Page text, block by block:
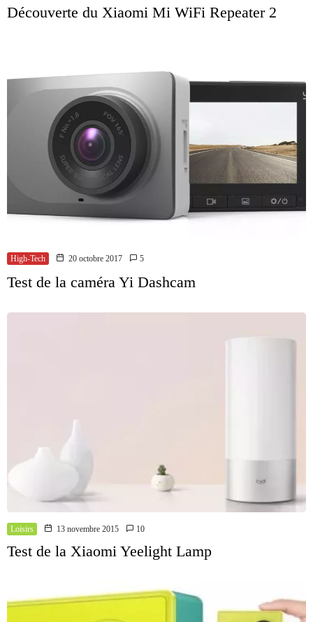
Découverte du Xiaomi Mi WiFi Repeater 2
High-Tech 20 octobre 2017 5
Test de la caméra Yi Dashcam
Loisirs 13 novembre 2015 10
Test de la Xiaomi Yeelight Lamp